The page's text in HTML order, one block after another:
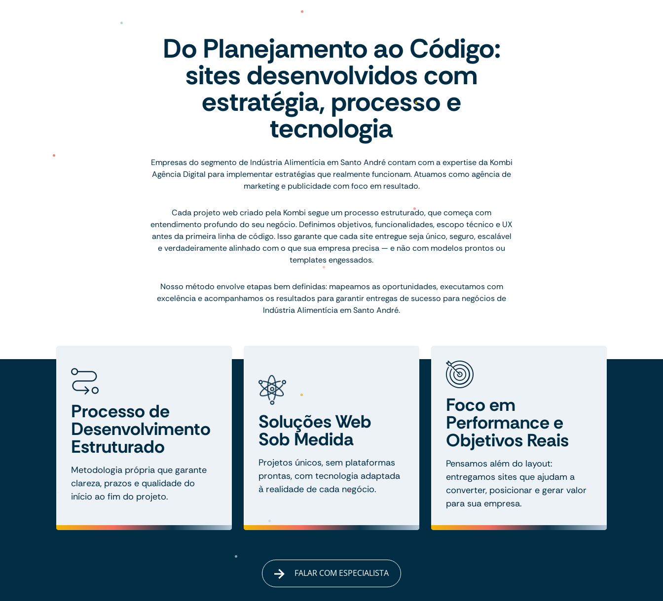
Do Planejamento ao Código:
sites desenvolvidos com
estratégia, processo e
tecnologia
Empresas do segmento de Indústria Alimentícia em Santo André contam com a expertise da Kombi
Agência Digital para implementar estratégias que realmente funcionam. Atuamos como agência de
marketing e publicidade com foco em resultado.
Cada projeto web criado pela Kombi segue um processo estruturado, que começa com
entendimento profundo do seu negócio. Definimos objetivos, funcionalidades, escopo técnico e UX
antes da primeira linha de código. Isso garante que cada site entregue seja único, seguro, escalável
e verdadeiramente alinhado com o que sua empresa precisa — e não com modelos prontos ou
templates engessados.
Nosso método envolve etapas bem definidas: mapeamos as oportunidades, executamos com
excelência e acompanhamos os resultados para garantir entregas de sucesso para negócios de
Indústria Alimentícia em Santo André.
Processo de
Desenvolvimento
Estruturado
Metodologia própria que garante
clareza, prazos e qualidade do
início ao fim do projeto.
Soluções Web
Sob Medida
Projetos únicos, sem plataformas
prontas, com tecnologia adaptada
à realidade de cada negócio.
Foco em
Performance e
Objetivos Reais
Pensamos além do layout:
entregamos sites que ajudam a
converter, posicionar e gerar valor
para sua empresa.
FALAR COM ESPECIALISTA